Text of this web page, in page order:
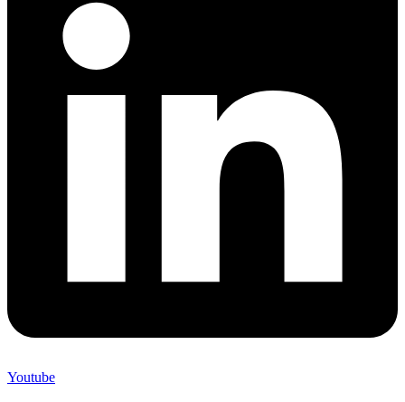
Youtube